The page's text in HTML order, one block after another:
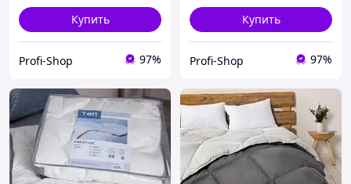
Купить
Profi-Shop 97%
Купить
Profi-Shop 97%